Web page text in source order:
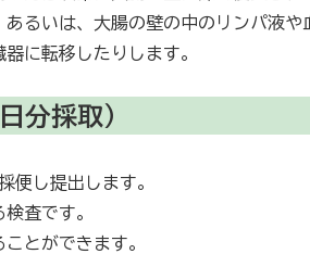
るいは、大腸の壁の中のリンパ液や
に転移したりします。
分採取）
便し提出します。
査です。
とができます。